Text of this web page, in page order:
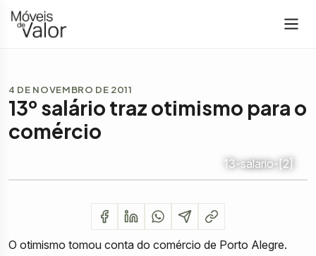
4 DE NOVEMBRO DE 2011
13º salário traz otimismo para o
comércio
13-salario-[2]
O otimismo tomou conta do comércio de Porto Alegre.